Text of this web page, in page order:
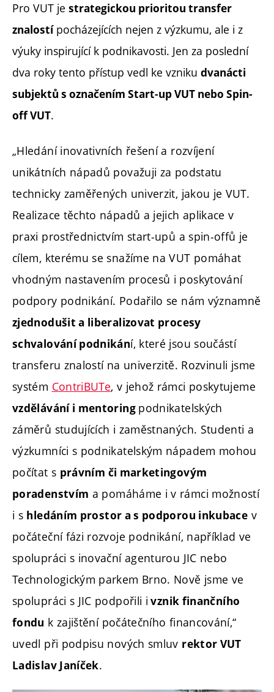
Pro VUT je strategickou prioritou transfer
znalostípocházejících nejen z výzkumu, ale i z
výuky inspirující k podnikavosti. Jen za poslední
dva roky tento přístup vedl ke vzniku dvanácti
subjektů s označením Start-up VUT nebo Spin-
off VUT.
„Hledání inovativních řešení a rozvíjení
unikátních nápadů považuji za podstatu
technicky zaměřených univerzit, jakou je VUT.
Realizace těchto nápadů a jejich aplikace v
praxi prostřednictvím start-upů a spin-offů je
cílem, kterému se snažíme na VUT pomáhat
vhodným nastavením procesů i poskytování
podpory podnikání. Podařilo se nám významně
zjednodušit a liberalizovat procesy
schvalování podnikání, které jsou součástí
transferu znalostí na univerzitě. Rozvinuli jsme
systém ContriBUTe, v jehož rámci poskytujeme
vzdělávání i mentoring podnikatelských
záměrů studujících i zaměstnaných. Studenti a
výzkumníci s podnikatelským nápadem mohou
počítat s právním či marketingovým
poradenstvím a pomáháme i v rámci možností
i s hledáním prostor a s podporou inkubace v
počáteční fázi rozvoje podnikání, například ve
spolupráci s inovační agenturou JIC nebo
Technologickým parkem Brno. Nově jsme ve
spolupráci s JIC podpořili i vznik finančního
fondu k zajištění počátečního financování,“
uvedl při podpisu nových smluv rektor VUT
Ladislav Janíček.